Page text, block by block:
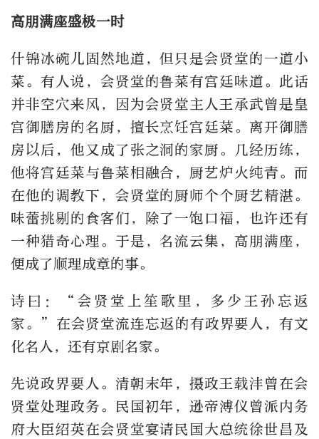
高朋满座盛极一时
什锦冰碗儿固然地道，但只是会贤堂的一道小
菜。有人说，会贤堂的鲁菜有宫廷味道。此话
并非空穴来风，因为会贤堂主人王承武曾是皇
宫御膳房的名厨，擅长烹饪宫廷菜。离开御膳
房以后，他又成了张之洞的家厨。几经历练，
他将宫廷菜与鲁菜相融合，厨艺炉火纯青。而
在他的调教下，会贤堂的厨师个个厨艺精湛。
味蕾挑剔的食客们，除了一饱口福，也许还有
一种猎奇心理。于是，名流云集，高朋满座，
便成了顺理成章的事。
诗曰：“会贤堂上笙歌里，多少王孙忘返
家。”在会贤堂流连忘返的有政界要人，有文
化名人，还有京剧名家。
先说政界要人。清朝末年，摄政王载沣曾在会
贤堂处理政务。民国初年，逊帝溥仪曾派内务
府大臣绍英在会贤堂宴请民国大总统徐世昌及